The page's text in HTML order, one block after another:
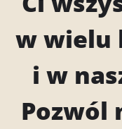
w wielu
i w
Pozwól